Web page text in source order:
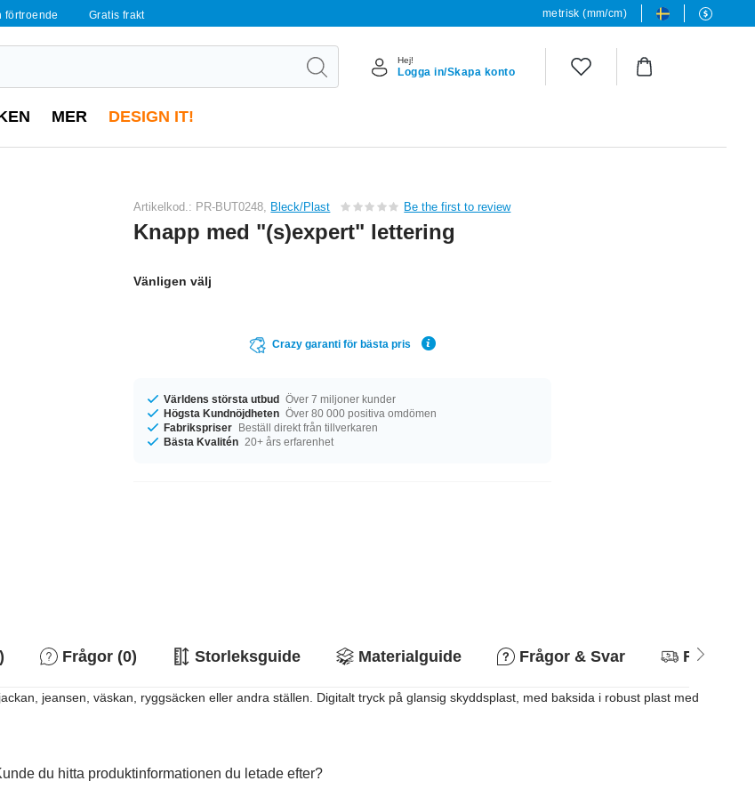
förtroende Gratis frakt metrisk (mm/cm)
Hej!
Logga in/Skapa konto
MER DESIGN IT!
Artikelkod.: PR-BUT0248, Bleck/Plast Be the first to review
Knapp med "(s)expert" lettering
Vänligen välj
Crazy garanti för bästa pris
Världens största utbud Över 7 miljoner kunder
Högsta Kundnöjdheten Över 80 000 positiva omdömen
Fabrikspriser Beställ direkt från tillverkaren
Bästa Kvalitén 20+ års erfarenhet
Frågor (0) Storleksguide Materialguide Frågor & Svar
jeansen, väskan, ryggsäcken eller andra ställen. Digitalt tryck på glansig skyddsplast, med baksida i robust plast med
du hitta produktinformationen du letade efter?